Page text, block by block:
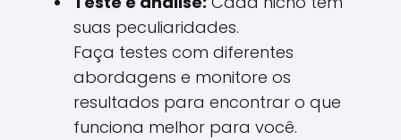
suas peculiaridades.
Faça testes com diferentes
abordagens e monitore os
resultados para encontrar o que
funciona melhor para você.